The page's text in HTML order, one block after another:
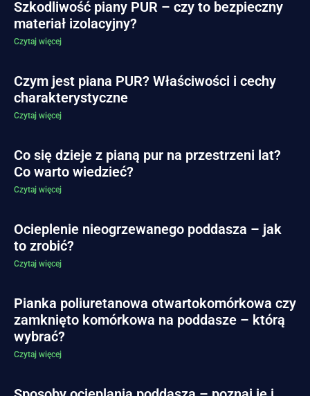
Szkodliwość piany PUR – czy to bezpieczny
materiał izolacyjny?
Czytaj więcej
Czym jest piana PUR? Właściwości i cechy
charakterystyczne
Czytaj więcej
Co się dzieje z pianą pur na przestrzeni lat?
Co warto wiedzieć?
Czytaj więcej
Ocieplenie nieogrzewanego poddasza – jak
to zrobić?
Czytaj więcej
Pianka poliuretanowa otwartokomórkowa czy
zamknięto komórkowa na poddasze – którą
wybrać?
Czytaj więcej